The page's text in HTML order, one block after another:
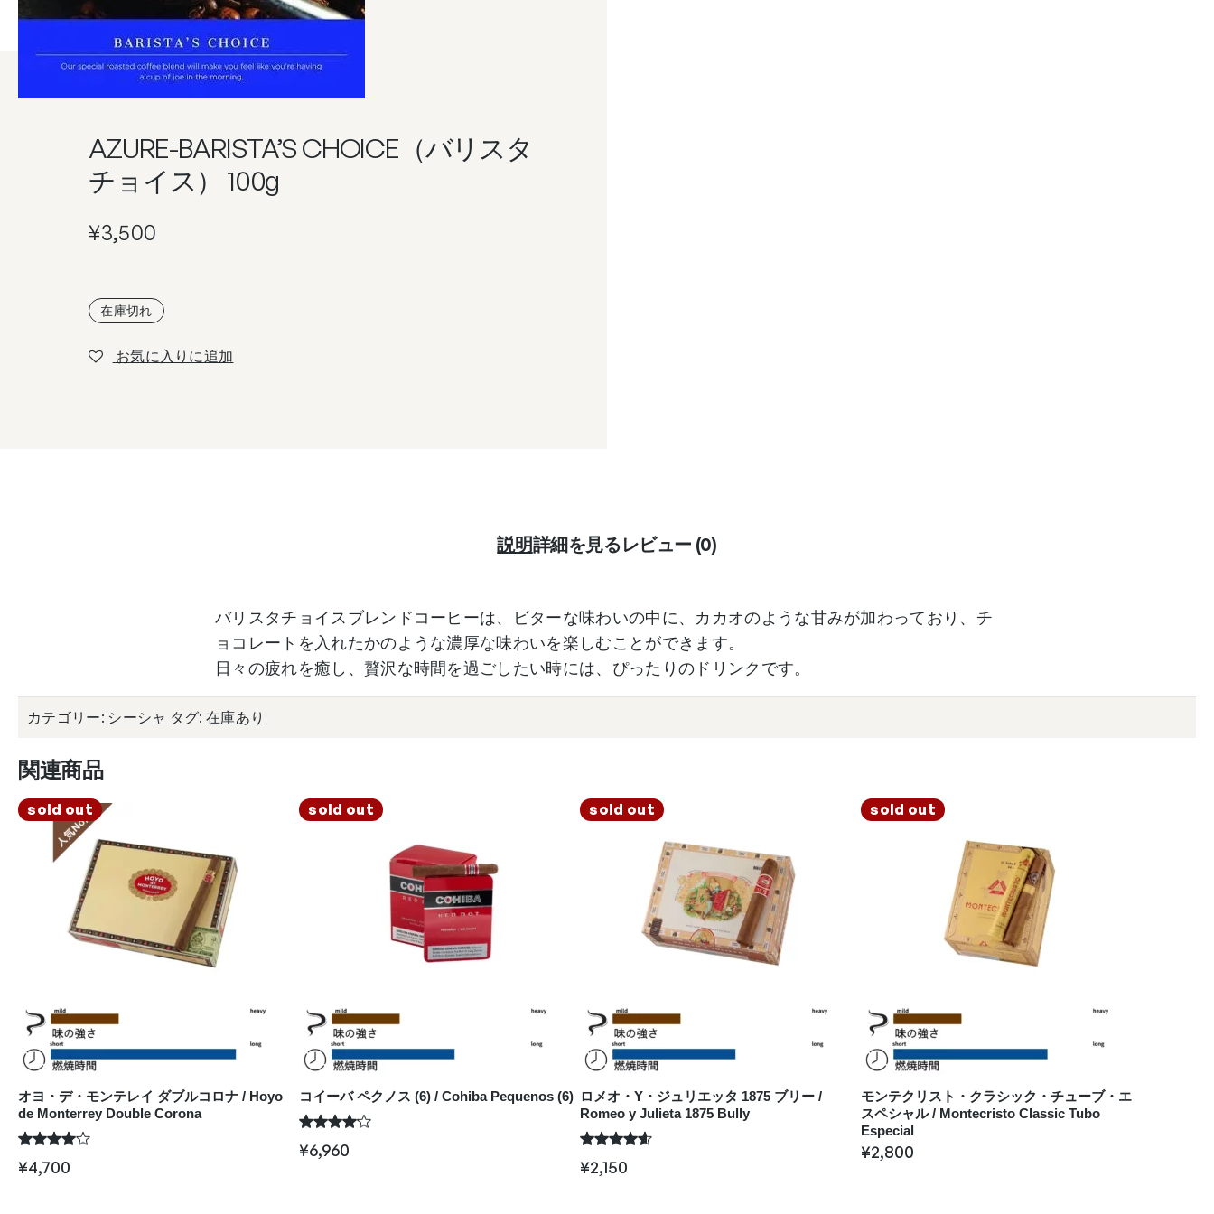
AZURE-BARISTA’S CHOICE（バリスタ
チョイス） 100g
¥3,500
在庫切れ
お気に入りに追加
説明詳細を見るレビュー (0)
バリスタチョイスブレンドコーヒーは、ビターな味わいの中に、カカオのような甘みが加わっており、チ
ョコレートを入れたかのような濃厚な味わいを楽しむことができます。
日々の疲れを癒し、贅沢な時間を過ごしたい時には、ぴったりのドリンクです。
カテゴリー: シーシャ タグ:在庫あり
関連商品
sold out
オヨ・デ・モンテレイ ダブルコロナ / Hoyo
de Monterrey Double Corona
¥4,700
sold out
コイーバ ペクノス (6) / Cohiba Pequenos (6)
¥6,960
sold out
ロメオ・Y・ジュリエッタ 1875 ブリー /
Romeo y Julieta 1875 Bully
¥2,150
sold out
モンテクリスト・クラシック・チューブ・エ
スペシャル / Montecristo Classic Tubo
Especial
¥2,800